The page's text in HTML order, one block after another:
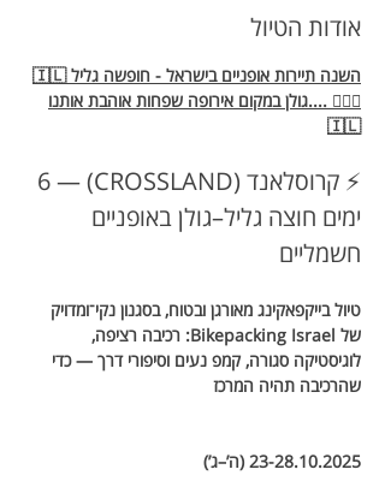
אודות הטיול
🇮🇱השנה תיירות אופניים בישראל - חופשה גליל
גולן במקום אירופה שפחות אוהבת אותנו.... 🚴🏼‍♀️
🇮🇱
ימים חוצה גליל–גולן באופניים
חשמליים
טיול בייקפאקינג מאורגן ובטוח, בסגנון נקי־ומדויק
של Bikepacking Israel: רכיבה רציפה,
לוגיסטיקה סגורה, קמפ נעים וסיפורי דרך — כדי
שהרכיבה תהיה המרכז
23-28.10.2025 (ה’–ג’)